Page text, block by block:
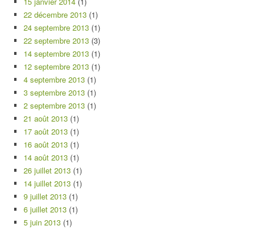
22 décembre 2013 (1)
24 septembre 2013 (1)
22 septembre 2013 (3)
14 septembre 2013 (1)
12 septembre 2013 (1)
4 septembre 2013 (1)
3 septembre 2013 (1)
2 septembre 2013 (1)
21 août 2013 (1)
17 août 2013 (1)
16 août 2013 (1)
14 août 2013 (1)
26 juillet 2013 (1)
14 juillet 2013 (1)
9 juillet 2013 (1)
6 juillet 2013 (1)
5 juin 2013 (1)